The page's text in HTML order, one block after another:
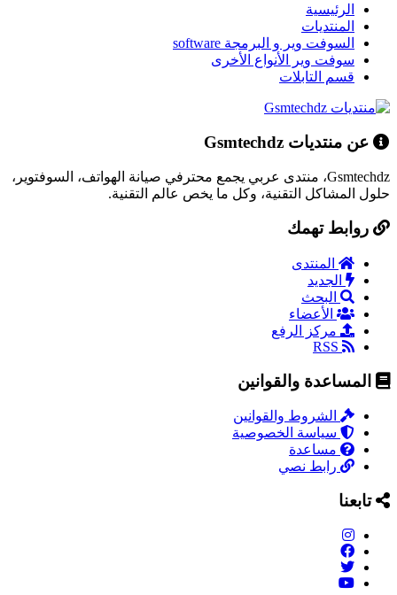
الرئيسية
المنتديات
السوفت وير و البرمجة software
سوفت وير الأنواع الأخرى
قسم التابلات
عن منتديات Gsmtechdz
Gsmtechdz، منتدى عربي يجمع محترفي صيانة الهواتف، السوفتوير،
حلول المشاكل التقنية، وكل ما يخص عالم التقنية.
روابط تهمك
المنتدى
الجديد
البحث
الأعضاء
مركز الرفع
المساعدة والقوانين
الشروط والقوانين
سياسة الخصوصية
مساعدة
رابط نصي
تابعنا